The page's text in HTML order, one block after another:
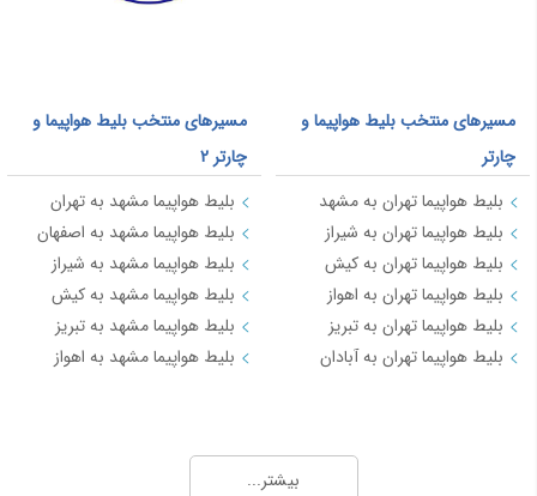
مسیرهای منتخب بلیط هواپیما و
چارتر
بلیط هواپیما تهران به مشهد
بلیط هواپیما تهران به شیراز
بلیط هواپیما تهران به کیش
بلیط هواپیما تهران به اهواز
بلیط هواپیما تهران به تبریز
بلیط هواپیما تهران به آبادان
مسیرهای منتخب بلیط هواپیما و
چارتر 2
بلیط هواپیما مشهد به تهران
بلیط هواپیما مشهد به اصفهان
بلیط هواپیما مشهد به شیراز
بلیط هواپیما مشهد به کیش
بلیط هواپیما مشهد به تبریز
بلیط هواپیما مشهد به اهواز
بلیط هواپیما کیش به تهران
بیشتر...